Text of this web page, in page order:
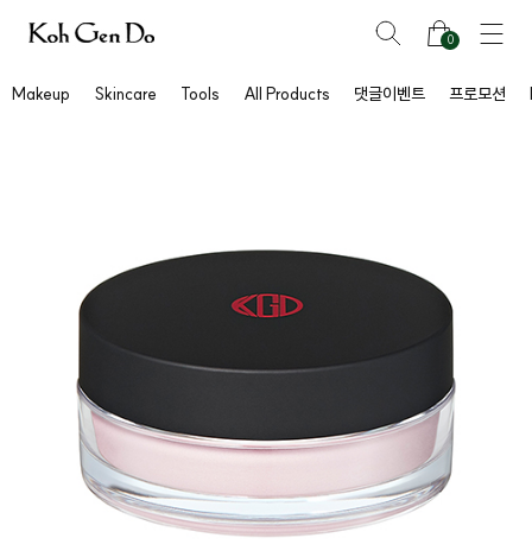
0
Makeup Skincare Tools All Products 댓글이벤트 프로모션